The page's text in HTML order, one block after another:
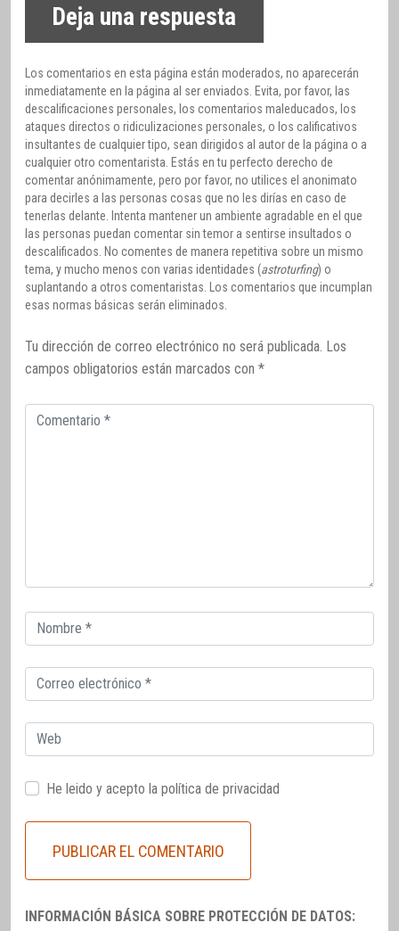
Deja una respuesta
Los comentarios en esta página están moderados, no aparecerán
inmediatamente en la página al ser enviados. Evita, por favor, las
descalificaciones personales, los comentarios maleducados, los
ataques directos o ridiculizaciones personales, o los calificativos
insultantes de cualquier tipo, sean dirigidos al autor de la página o a
cualquier otro comentarista. Estás en tu perfecto derecho de
comentar anónimamente, pero por favor, no utilices el anonimato
para decirles a las personas cosas que no les dirías en caso de
tenerlas delante. Intenta mantener un ambiente agradable en el que
las personas puedan comentar sin temor a sentirse insultados o
descalificados. No comentes de manera repetitiva sobre un mismo
tema, y mucho menos con varias identidades (astroturfing) o
suplantando a otros comentaristas. Los comentarios que incumplan
esas normas básicas serán eliminados.
Tu dirección de correo electrónico no será publicada. Los
campos obligatorios están marcados con *
Comentario
Correo
electrónico
Correo
electrónico
Web
He leido y acepto la política de privacidad
INFORMACIÓN BÁSICA SOBRE PROTECCIÓN DE DATOS: